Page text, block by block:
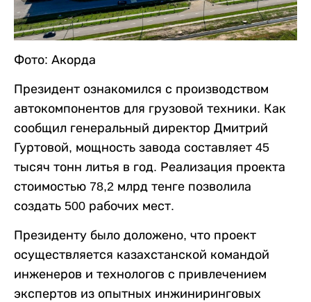
Фото: Акорда
Президент ознакомился с производством
автокомпонентов для грузовой техники. Как
сообщил генеральный директор Дмитрий
Гуртовой, мощность завода составляет 45
тысяч тонн литья в год. Реализация проекта
стоимостью 78,2 млрд тенге позволила
создать 500 рабочих мест.
Президенту было доложено, что проект
осуществляется казахстанской командой
инженеров и технологов с привлечением
экспертов из опытных инжиниринговых